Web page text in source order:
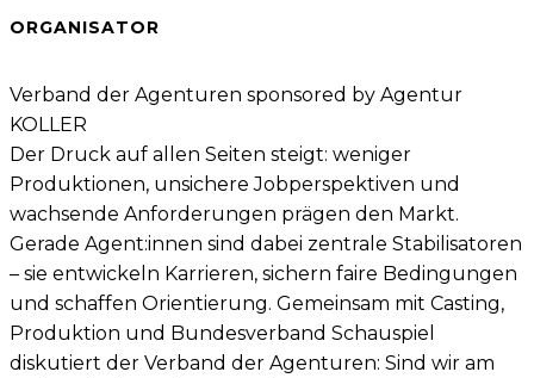
ORGANISATOR
Verband der Agenturen sponsored by Agentur
KOLLER
Der Druck auf allen Seiten steigt: weniger
Produktionen, unsichere Jobperspektiven und
wachsende Anforderungen prägen den Markt.
Gerade Agent:innen sind dabei zentrale Stabilisatoren
– sie entwickeln Karrieren, sichern faire Bedingungen
und schaffen Orientierung. Gemeinsam mit Casting,
Produktion und Bundesverband Schauspiel
diskutiert der Verband der Agenturen: Sind wir am